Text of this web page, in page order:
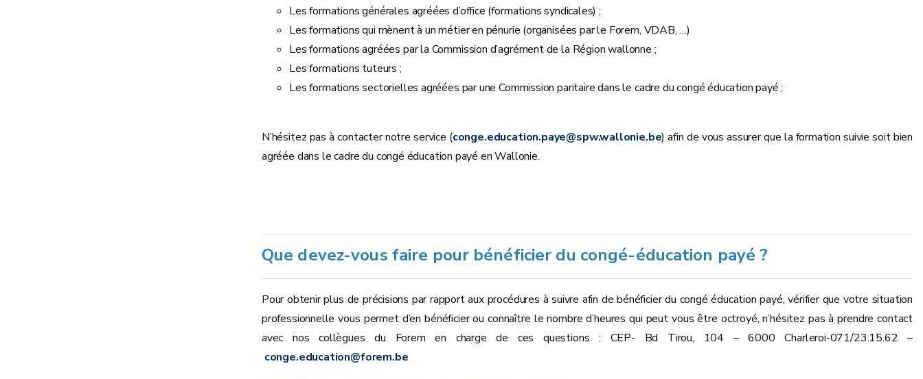
Les formations générales agréées d’office (formations syndicales) ;
Les formations qui mènent à un métier en pénurie (organisées par le Forem, VDAB, …)
Les formations agréées par la Commission d’agrément de la Région wallonne ;
Les formations tuteurs ;
Les formations sectorielles agréées par une Commission paritaire dans le cadre du congé éducation payé ;
N’hésitez pas à contacter notre service (conge.education.paye@spw.wallonie.be) afin de vous assurer que la formation suivie soit bien
agréée dans le cadre du congé éducation payé en Wallonie.
Que devez-vous faire pour bénéficier du congé-éducation payé ?
Pour obtenir plus de précisions par rapport aux procédures à suivre afin de bénéficier du congé éducation payé, vérifier que votre situation
professionnelle vous permet d’en bénéficier ou connaître le nombre d’heures qui peut vous être octroyé, n’hésitez pas à prendre contact
avec nos collègues du Forem en charge de ces questions : CEP- Bd Tirou, 104 – 6000 Charleroi-071/23.15.62 –
conge.education@forem.be